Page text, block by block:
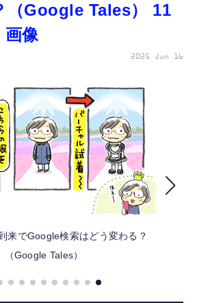
ガジェット
ゲーム
カルチャー
公式ストア
（Google Tales） 11
画像
2025 Jun 16
来でGoogle検索はどう変わる？
（Google Tales）